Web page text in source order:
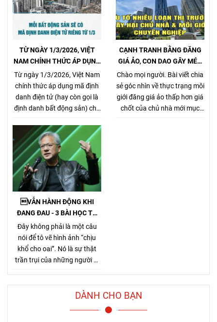
TỪ NGÀY 1/3/2026, VIỆT
NAM CHÍNH THỨC ÁP DỤNG
MÃ ĐỊNH DANH BẤT ĐỘNG
SẢN
Từ ngày 1/3/2026, Việt Nam
chính thức áp dụng mã định
danh điện tử (hay còn gọi là
định danh bất động sản) cho
theo Nghị định
357/2025/NĐ-CP (ban hành
ngày 31/12/2025, hiệu lực từ
1/3/2026) về xây dựng, quản
lý và sử dụng hệ thống thông
tin, cơ sở dữ liệu về nhà ở và
thị trường bất động sản.
CẠNH TRANH BẰNG ĐĂNG
GIÁ ẢO, CON DAO GÂY MÉO
MÓ THỊ TRƯỜNG, GÂY HẠI
CHỦ NHÀ VÀ NHÀ MÔI GIỚI
CHÂN CHÍNH
Chào mọi người. Bài viết chia
sẻ góc nhìn về thực trạng môi
giới đăng giá ảo thấp hơn giá
chốt của chủ nhà mới mục
VẪN HÀNH ĐỘNG KHI
ĐANG ĐAU - 3 BÀI HỌC TỪ
TỶ PHÚ JENSEN HUANG
Đây không phải là một câu
nói để tô vẽ hình ảnh “chịu
khổ cho oai”. Nó là sự thật
trần trụi của những người đi
người chỉ nhận ra sau khi đãDÀNH CHO BẠN